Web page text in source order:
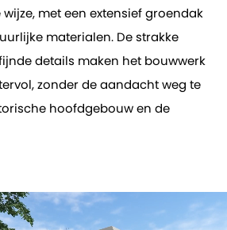
met een extensief groendak
materialen. De strakke
details maken het bouwwerk
zonder de aandacht weg te
hoofdgebouw en de